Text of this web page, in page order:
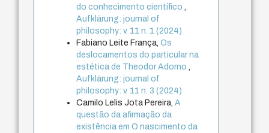
do conhecimento científico
Aufklärung: journal of
philosophy: v. 11 n. 1 (2024)
Fabiano Leite França,Os
deslocamentos do particular na
estética de Theodor Adorno
Aufklärung: journal of
philosophy: v. 11 n. 3 (2024)
Camilo Lelis Jota Pereira,A
questão da afirmação da
existência em O nascimento da